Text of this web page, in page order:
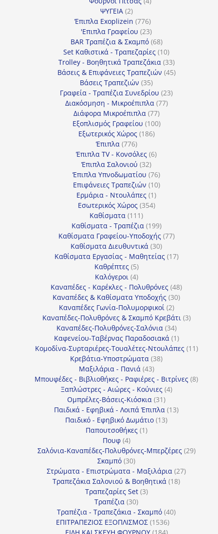
ΨΥΓΕΙΑ 22
προϊόντα
Έπιπλα Exoplizein 776776
προϊόντα
'Επιπλα Γραφείου 2323
προϊόντα
BAR Τραπέζια & Σκαμπό 6868
προϊόντα
Set Καθιστικά - Τραπεζαρίες 1010
προϊόντα
Trolley - Βοηθητικά Τραπεζάκια 3333
προϊόντα
Βάσεις & Επιφάνειες Τραπεζιών 4545
Βάσεις Τραπεζιών 3535
προϊόντα
Γραφεία - Τραπέζια Συνεδρίου 2323
Διακόσμηση - Μικροέπιπλα 7777
Διάφορα Μικροέπιπλα 7777
προϊόντα
Εξοπλισμός Γραφείου 100100
Εξωτερικός Χώρος 186186
Έπιπλα 776776
προϊόντα
Έπιπλα TV - Κονσόλες 66
Έπιπλα Σαλονιού 3232
προϊόντα
Έπιπλα Υπνοδωματίου 7676
προϊόντα
Επιφάνειες Τραπεζιών 1010
Ερμάρια - Ντουλάπες 11
προϊόν
Εσωτερικός Χώρος 354354
Καθίσματα 111111
προϊόντα
Καθίσματα - Τραπέζια 199199
προϊόντα
Καθίσματα Γραφείου-Υποδοχής 7777
Καθίσματα Διευθυντικά 3030
προϊόντα
Καθίσματα Εργασίας - Μαθητείας 1717
Καθρέπτες 55
προϊόντα
Καλόγεροι 44
προϊόντα
Καναπέδες - Καρέκλες - Πολυθρόνες 4848
προϊόντα
Καναπέδες & Καθίσματα Υποδοχής 3030
Καναπέδες Γωνία-Πολυμορφικοί 22
προϊόντα
Καναπέδες-Πολυθρόνες & Σκαμπό Κρεβάτι 33
Καναπέδες-Πολυθρόνες-Σαλόνια 3434
προϊόντα
Καφενείου-Ταβέρνας Παραδοσιακά 11
προϊόν
Κομοδίνα-Συρταριέρες-Τουαλέτες-Ντουλάπες 1111
Κρεβάτια-Υποστρώματα 3838
Μαξιλάρια - Πανιά 4343
προϊόντα
Μπουφέδες - Βιβλιοθήκες - Ραφιέρες - Βιτρίνες 88
Ξαπλώστρες - Αιώρες - Κούνιες 44
Ομπρέλες-Βάσεις-Κιόσκια 3131
προϊόντα
Παιδικά - Εφηβικά - Λοιπά Έπιπλα 1313
Παιδικό - Εφηβικό Δωμάτιο 1313
Παπουτσοθήκες 11
Πουφ 44
προϊόντα
Σαλόνια-Καναπέδες-Πολυθρόνες-Μπερζέρες 2929
Σκαμπό 3030
προϊόντα
Στρώματα - Επιστρώματα - Μαξιλάρια 2727
Τραπεζάκια Σαλονιού & Βοηθητικά 1818
Τραπεζαρίες Set 33
Τραπέζια 3030
προϊόντα
Τραπέζια - Τραπεζάκια - Σκαμπό 4040
ΕΠΙΤΡΑΠΕΖΙΟΣ ΕΞΟΠΛΙΣΜΟΣ 15361536
προϊόντα
184